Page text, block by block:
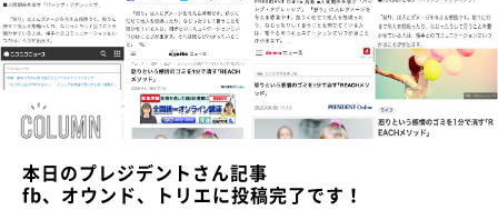
本日のプレジデントさん記事
fb、オウンド、トリエに投稿完了です！